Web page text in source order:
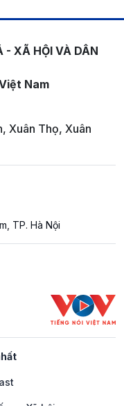
- XÃ HỘI VÀ DÂN
Nam
Xuân Thọ, Xuân
TP. Hà Nội